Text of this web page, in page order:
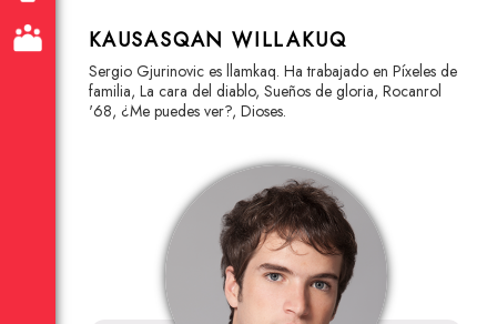
KAUSASQAN WILLAKUQ
Sergio Gjurinovic es llamkaq. Ha trabajado en Píxeles de
familia, La cara del diablo, Sueños de gloria, Rocanrol
'68, ¿Me puedes ver?, Dioses.